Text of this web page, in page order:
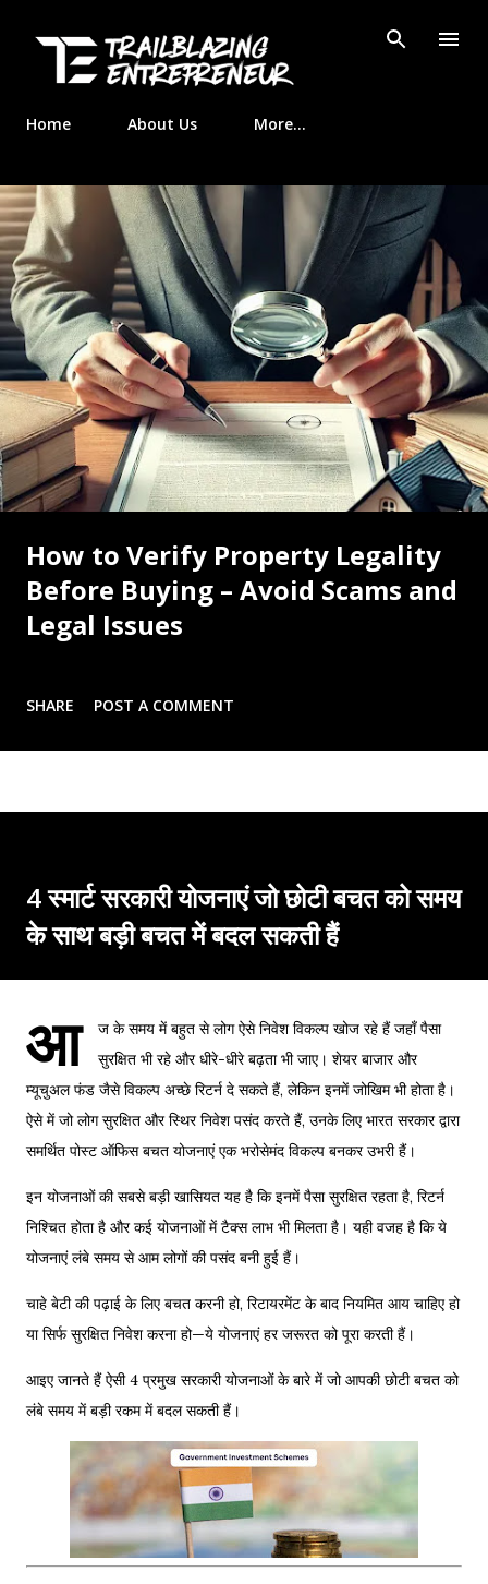
Home About Us More…
How to Verify Property Legality
Before Buying – Avoid Scams and
Legal Issues
SHARE POST A COMMENT
4 स्मार्ट सरकारी योजनाएं जो छोटी बचत को समय
के साथ बड़ी बचत में बदल सकती हैं
आ
ज के समय में बहुत से लोग ऐसे निवेश विकल्प खोज रहे हैं जहाँ पैसा
सुरक्षित भी रहे और धीरे-धीरे बढ़ता भी जाए। शेयर बाजार और
म्यूचुअल फंड जैसे विकल्प अच्छे रिटर्न दे सकते हैं, लेकिन इनमें जोखिम भी होता है।
ऐसे में जो लोग सुरक्षित और स्थिर निवेश पसंद करते हैं, उनके लिए भारत सरकार द्वारा
समर्थित पोस्ट ऑफिस बचत योजनाएं एक भरोसेमंद विकल्प बनकर उभरी हैं।
इन योजनाओं की सबसे बड़ी खासियत यह है कि इनमें पैसा सुरक्षित रहता है, रिटर्न
निश्चित होता है और कई योजनाओं में टैक्स लाभ भी मिलता है। यही वजह है कि ये
योजनाएं लंबे समय से आम लोगों की पसंद बनी हुई हैं।
चाहे बेटी की पढ़ाई के लिए बचत करनी हो, रिटायरमेंट के बाद नियमित आय चाहिए हो
या सिर्फ सुरक्षित निवेश करना हो—ये योजनाएं हर जरूरत को पूरा करती हैं।
आइए जानते हैं ऐसी 4 प्रमुख सरकारी योजनाओं के बारे में जो आपकी छोटी बचत को
लंबे समय में बड़ी रकम में बदल सकती हैं।